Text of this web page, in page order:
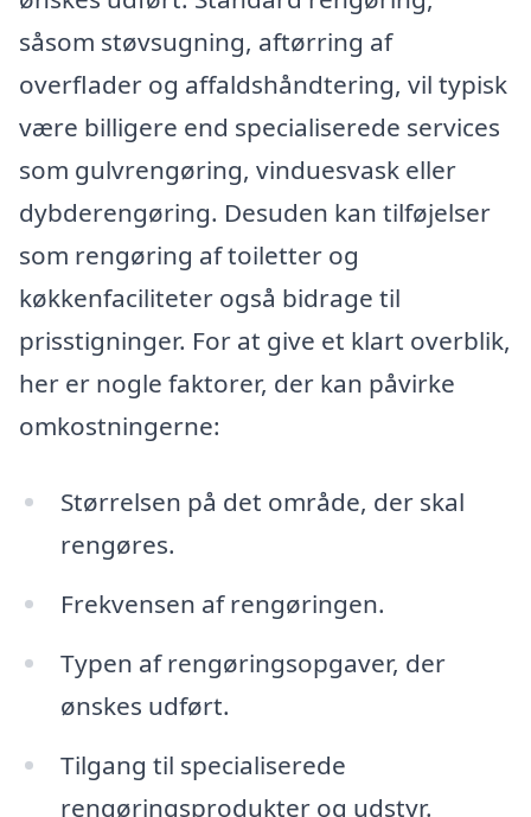
såsom støvsugning, aftørring af
overflader og affaldshåndtering, vil typisk
være billigere end specialiserede services
som gulvrengøring, vinduesvask eller
dybderengøring. Desuden kan tilføjelser
som rengøring af toiletter og
køkkenfaciliteter også bidrage til
prisstigninger. For at give et klart overblik,
her er nogle faktorer, der kan påvirke
omkostningerne:
Størrelsen på det område, der skal
rengøres.
Frekvensen af rengøringen.
Typen af rengøringsopgaver, der
ønskes udført.
Tilgang til specialiserede
rengøringsprodukter og udstyr.